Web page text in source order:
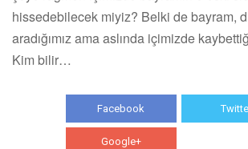
hissedebilecek miyiz? Belki de bayram,
aradığımız ama aslında içimizde
Kim bilir…
Facebook
Google+